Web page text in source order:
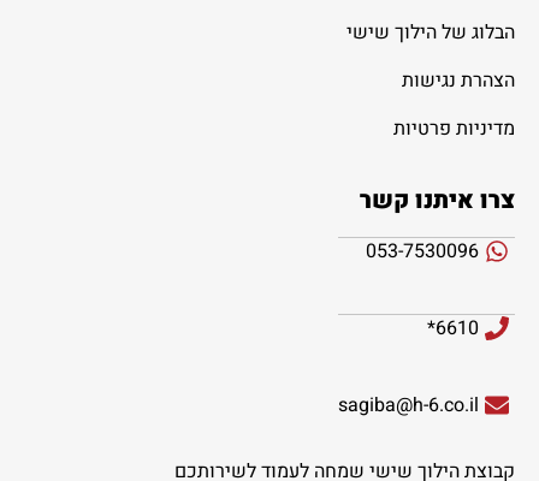
הבלוג של הילוך שישי
הצהרת נגישות
מדיניות פרטיות
צרו איתנו קשר
053-7530096
6610*
sagiba@h-6.co.il
קבוצת הילוך שישי שמחה לעמוד לשירותכם